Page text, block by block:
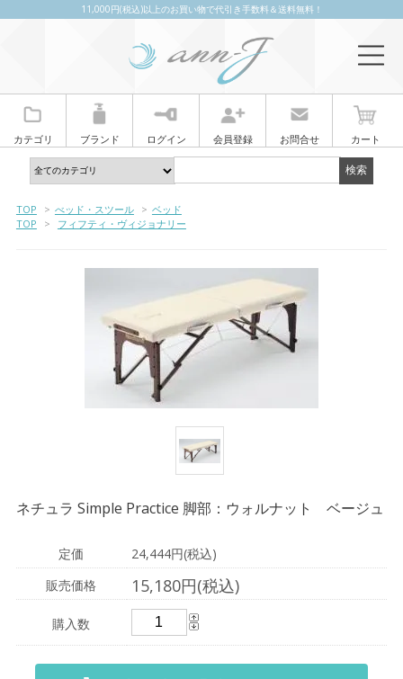
11,000円(税込)以上のお買い物で代引き手数料＆送料無料！
カテゴリ ブランド ログイン 会員登録 お問合せ カート
TOP > べッド・スツール > ベッド
TOP
> フィフティ・ヴィジョナリー
ネチュラ Simple Practice 脚部：ウォルナット ベージュ
定価
24,444円(税込)
販売価格
15,180円(税込)
購入数